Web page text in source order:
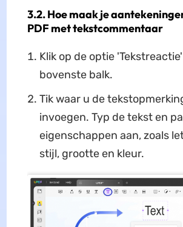
3.2. Hoe maak je
PDF met tekstcommentaar
Klik op de optie
bovenste balk.
Tik waar u de
invoegen. Typ de tekst en
eigenschappen aan, zoals
stijl, grootte en kleur.